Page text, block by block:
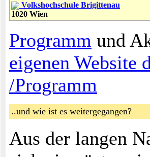
Volkshochschule Brigittenau
1020 Wien
Programm und
eigenen Website
/Programm
..und wie ist es weitergegangen?
Aus der langen